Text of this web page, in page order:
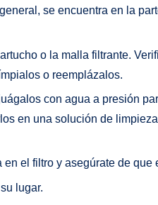
se encuentra en la
o la malla filtrante.
o reemplázalos.
con agua a presión
en una solución de
el filtro y asegúrate de que
lugar.